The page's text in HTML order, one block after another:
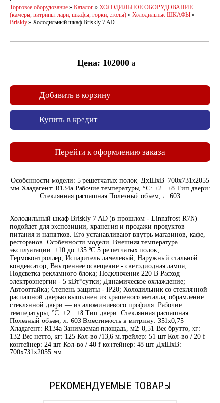
Торговое оборудование » Каталог » ХОЛОДИЛЬНОЕ ОБОРУДОВАНИЕ
(камеры, витрины, лари, шкафы, горки, столы) » Холодильные ШКАФЫ »
Briskly » Холодильный шкаф Briskly 7 AD
Цена: 102000 a
Добавить в корзину
Купить в кредит
Перейти к оформлению заказа
Особенности модели: 5 решетчатых полок; ДxШxВ: 700x731x2055
мм Хладагент: R134a Рабочие температуры, °C: +2...+8 Тип двери:
Стеклянная распашная Полезный объем, л: 603
Холодильный шкаф Briskly 7 AD (в прошлом - Linnafrost R7N)
подойдет для экспозиции, хранения и продажи продуктов
питания и напитков. Его устанавливают внутрь магазинов, кафе,
ресторанов. Особенности модели: Внешняя температура
эксплуатации: +10 до +35 ºC 5 решетчатых полок;
Термоконтроллер; Испаритель ламелевый; Наружный стальной
конденсатор; Внутреннее освещение - светодиодная лампа;
Подсветка рекламного блока; Подключение 220 В Расход
электроэнергии - 5 кВт*сутки; Динамическое охлаждение;
Автооттайка; Степень защиты - IP20; Холодильник со стеклянной
распашной дверью выполнен из крашеного металла, обрамление
стеклянной двери — из алюминиевого профиля. Рабочие
температуры, °C: +2...+8 Тип двери: Стеклянная распашная
Полезный объем, л: 603 Вместимость в витрину: 351х0,75
Хладагент: R134a Занимаемая площадь, м2: 0,51 Вес брутто, кг:
132 Вес нетто, кг: 125 Кол-во /13,6 м.трейлер: 51 шт Кол-во / 20 f
контейнер: 24 шт Кол-во / 40 f контейнер: 48 шт ДxШxВ:
700x731x2055 мм
РЕКОМЕНДУЕМЫЕ ТОВАРЫ